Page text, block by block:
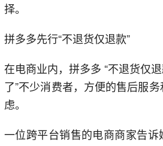
择。
拼多多先行“不退货仅退款”
在电商业内，拼多多 “不退货仅
了”不少消费者，方便的售后服
虑。
一位跨平台销售的电商商家告